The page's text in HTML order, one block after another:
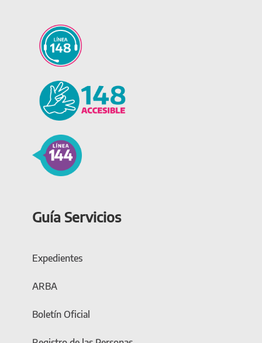
Guía Servicios
Expedientes
ARBA
Boletín Oficial